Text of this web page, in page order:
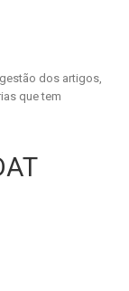
dos artigos,
que tem